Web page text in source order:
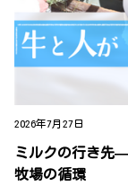
2026年7月27日
ミルクの行き先
牧場の循環